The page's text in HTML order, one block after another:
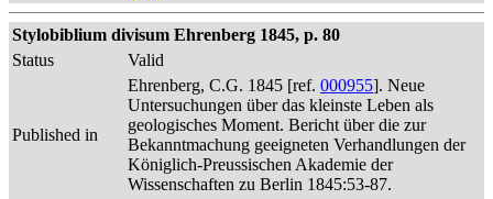
Stylobiblium divisum Ehrenberg 1845, p. 80
Status
Valid
Published in
Ehrenberg, C.G. 1845 [ref. 000955]. Neue
Untersuchungen über das kleinste Leben als
geologisches Moment. Bericht über die zur
Bekanntmachung geeigneten Verhandlungen der
Königlich-Preussischen Akademie der
Wissenschaften zu Berlin 1845:53-87.